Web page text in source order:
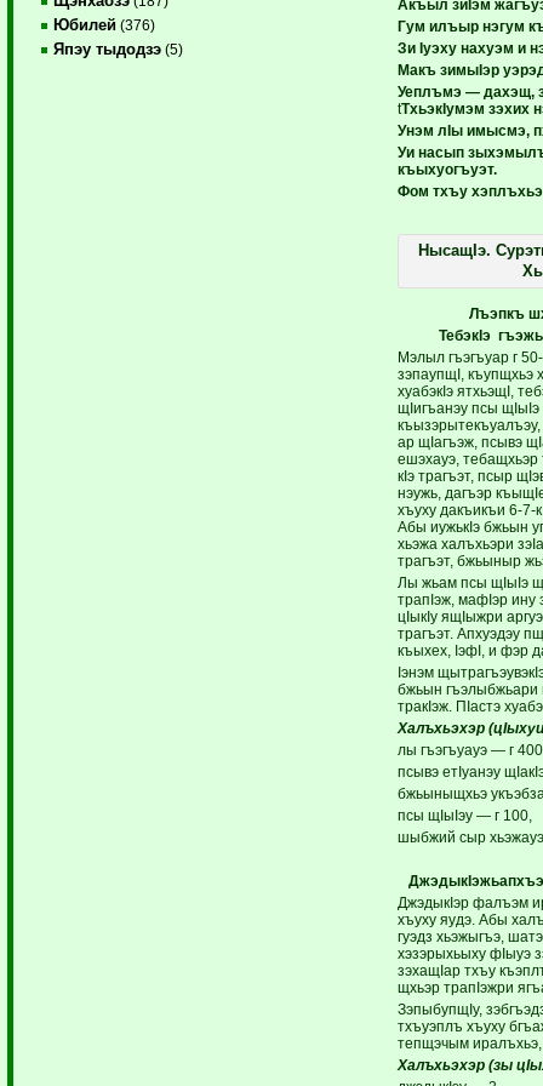
Юбилей (376)
Япэу тыдодзэ (5)
Акъыл зиIэм
Гум илъыр нэгум
Зи Iуэху нахуэм и
Макъ зимыIэр
Уеплъмэ — дахэщ,
tТхьэкIумэм зэхих
Унэм лIы имысмэ,
Уи насып
къыхуогъуэт.
Фом тхъу
НысащIэ.
Лъэпкъ
ТебэкIэ
Мэлыл гъэгъуар г
зэпаупщI, къупщхьэ
хуабэкIэ ятхьэщI,
щIигъанэу псы щIыIэ
ар щIагъэж, псывэ
ешэхауэ, тебащхьэр
кIэ трагъэт, псыр
нэужь, дагъэр
хъуху дакъикъи 6-7-
Абы иужькIэ бжьын
хьэжа халъхьэри
трагъэт, бжьыныр
Лы жьам псы щIыIэ
трапIэж, мафIэр ину
цIыкIу ящIыжри
трагъэт. Апхуэдэу
къыхех, IэфI, и фэр
Iэнэм
бжьын гъэлыбжьари
тракIэж. ПIастэ
Халъхьэхэр
лы гъэгъуауэ — г
псывэ етIуанэу
бжьыныщхьэ
псы щIыIэу — г 100,
шыбжий сыр
ДжэдыкIэр фалъэм
хъуху яудэ. Абы
гуэдз хьэжыгъэ,
хэзэрыхьыху фIыуэ
зэхащIар тхъу
щхьэр трапIэжри
ЗэпыбупщIу,
тхъуэплъ хъуху
тепщэчым
Халъхьэхэр (зы